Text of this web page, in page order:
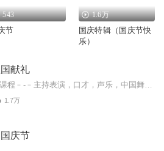
543
节
1.6万
国庆特辑（国庆节快
乐）
献礼
1.7万
庆节